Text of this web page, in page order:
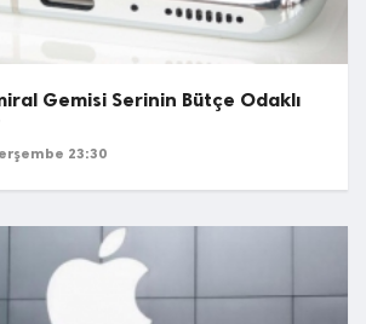
Gemisi Serinin Bütçe Odaklı
23:30